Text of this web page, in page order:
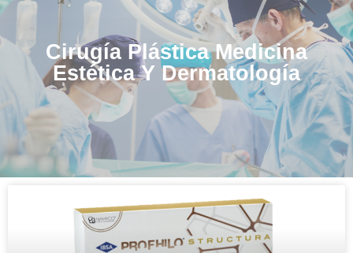
Cirugía Plástica Medicina
Estética Y Dermatología